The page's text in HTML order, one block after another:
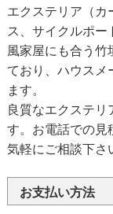
エクステリア（
ス、サイクルポ
風家屋にも合う竹
ており、ハウス
ます。
良質なエクステリ
す。お電話での見
気軽にご相談下さ
お支払い方法